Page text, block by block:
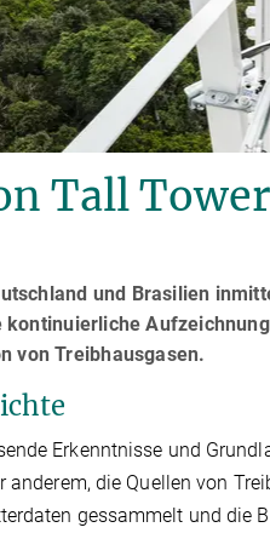
Tall
und Brasilien
von Treibhausgasen.
Erkenntnisse und
die Quellen von
gessammelt und die